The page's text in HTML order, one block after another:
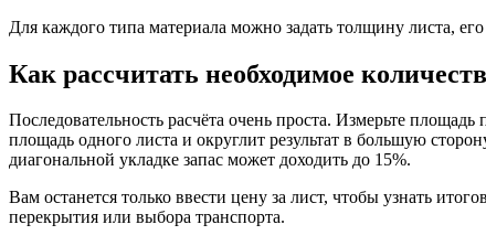
Для каждого типа материала можно задать толщину листа,
Как рассчитать необходимое
Последовательность расчёта очень проста. Измерьте
площадь одного листа и округлит результат в большую
диагональной укладке запас может доходить до 15%.
Вам останется только ввести цену за лист, чтобы узнать
перекрытия или выбора транспорта.